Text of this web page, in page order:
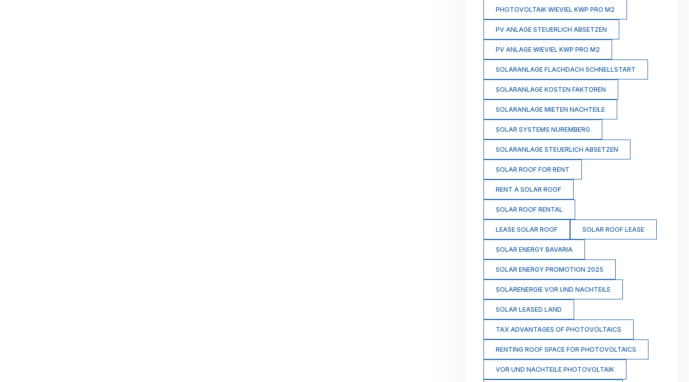
PHOTOVOLTAIK WIEVIEL KWP PRO M2
PV ANLAGE STEUERLICH ABSETZEN
PV ANLAGE WIEVIEL KWP PRO M2
SOLARANLAGE FLACHDACH SCHNELLSTART
SOLARANLAGE KOSTEN FAKTOREN
SOLARANLAGE MIETEN NACHTEILE
SOLAR SYSTEMS NUREMBERG
SOLARANLAGE STEUERLICH ABSETZEN
SOLAR ROOF FOR RENT
RENT A SOLAR ROOF
SOLAR ROOF RENTAL
LEASE SOLAR ROOF SOLAR ROOF LEASE
SOLAR ENERGY BAVARIA
SOLAR ENERGY PROMOTION 2025
SOLARENERGIE VOR UND NACHTEILE
SOLAR LEASED LAND
TAX ADVANTAGES OF PHOTOVOLTAICS
RENTING ROOF SPACE FOR PHOTOVOLTAICS
VOR UND NACHTEILE PHOTOVOLTAIK